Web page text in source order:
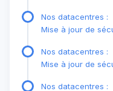
Nos datacentres :
Mise à jour de
Nos datacentres :
Mise à jour de
Nos datacentres :